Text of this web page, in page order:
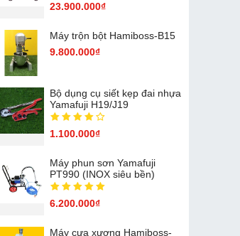
23.900.000₫
Máy trộn bột Hamiboss-B15
9.800.000₫
Bộ dụng cụ siết kẹp đai nhựa
Yamafuji H19/J19
1.100.000₫
Máy phun sơn Yamafuji
PT990 (INOX siêu bền)
6.200.000₫
Máy cưa xương Hamiboss-